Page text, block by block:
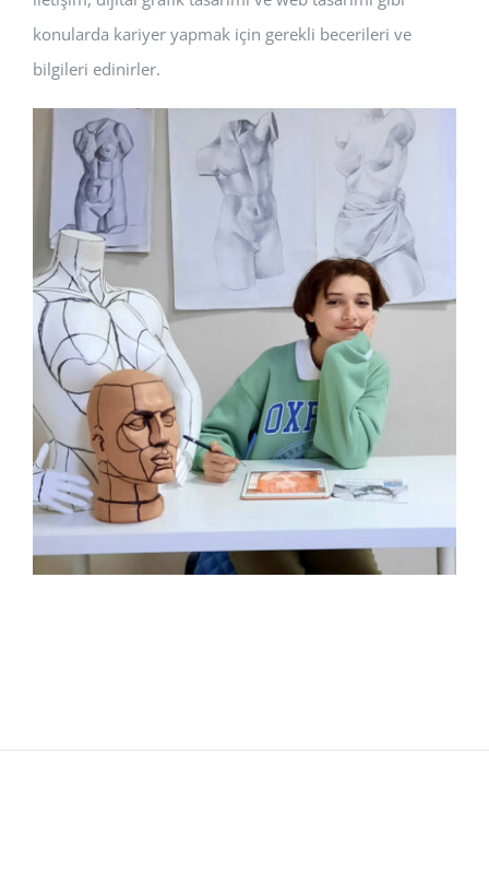
konularda kariyer yapmak için gerekli becerileri ve
bilgileri edinirler.